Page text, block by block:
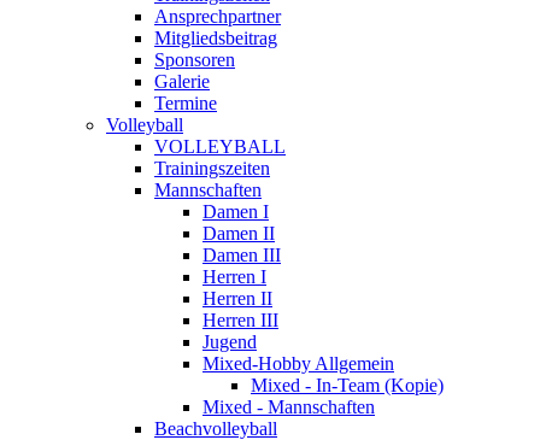
Ansprechpartner
Mitgliedsbeitrag
Sponsoren
Galerie
Termine
Volleyball
VOLLEYBALL
Trainingszeiten
Mannschaften
Damen I
Damen II
Damen III
Herren I
Herren II
Herren III
Jugend
Mixed-Hobby Allgemein
Mixed - In-Team (Kopie)
Mixed - Mannschaften
Beachvolleyball